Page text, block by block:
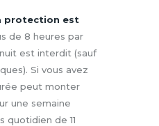
protection est
de 8 heures par
est interdit (sauf
Si vous avez
peut monter
une semaine
quotidien de 11